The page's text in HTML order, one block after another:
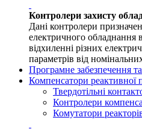
Контролери захисту
Дані контролери
електричного обладнання
відхиленні різних
параметрів від
Програмне забезпечення та
Компенсатори реактивної
Твердотільні
Контролери
Комутатори